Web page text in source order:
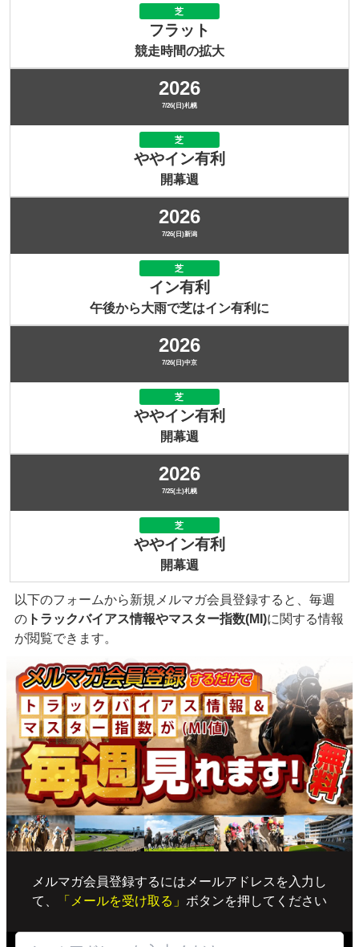
芝
フラット
競走時間の拡大
2026
7/26(日)札幌
芝
ややイン有利
開幕週
2026
7/26(日)新潟
芝
イン有利
午後から大雨で芝はイン有利に
2026
7/26(日)中京
芝
ややイン有利
開幕週
2026
7/25(土)札幌
芝
ややイン有利
開幕週
以下のフォームから新規メルマガ会員登録すると、毎週
の トラックバイアス情報やマスター指数(MI)に関する情報
が閲覧できます。
メルマガ会員登録するにはメールアドレスを入力し
て、
「メールを受け取る」 ボタンを押してください